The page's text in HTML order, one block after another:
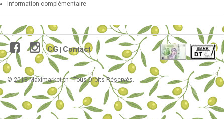
Information complémentaire
CG Contact
© 2018 Maximarket.tn . Tous Droits Réservés.